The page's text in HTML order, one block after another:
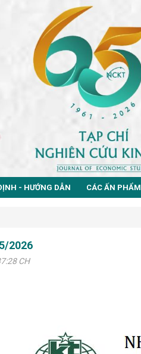
- HƯỚNG DẪN CÁC ẤN PHẨM
2026
CH